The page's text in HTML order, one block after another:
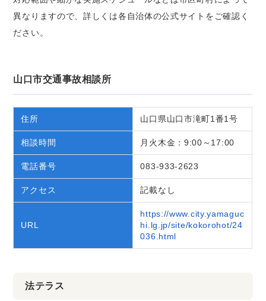
異なりますので、詳しくは各自治体の公式サイトをご確認く
ださい。
山口市交通事故相談所
住所 山口県山口市滝町1番1号
相談時間 月火木金：9:00～17:00
電話番号 083-933-2623
アクセス 記載なし
URL
https://www.city.yamaguc
hi.lg.jp/site/kokorohot/24
036.html
法テラス